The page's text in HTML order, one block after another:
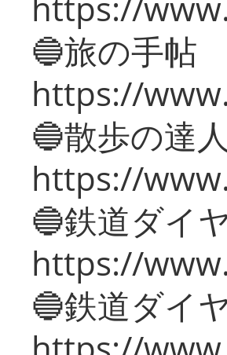
🔵旅の手帖
https://
🔵散歩の達人
https://
🔵鉄道ダイ
https://
🔵鉄道ダイ